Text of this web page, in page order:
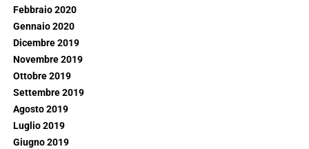
Febbraio 2020
Gennaio 2020
Dicembre 2019
Novembre 2019
Ottobre 2019
Settembre 2019
Agosto 2019
Luglio 2019
Giugno 2019